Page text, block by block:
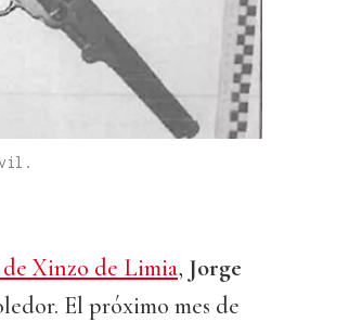
Xinzo de Limia, Jorge
El próximo mes de